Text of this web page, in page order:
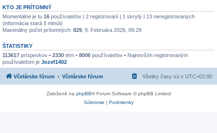
KTO JE PRÍTOMNÝ
Momentálne je tu 16 používateľov | 2 registrovaní | 1 skrytý | 13 neregistrovaných
(informácia stará 5 minút)
Maximálny počet prítomných: 829 , 9. Februára 2026, 09:29
ŠTATISTIKY
113617 príspevkov • 2330 tém • 8006 používateľov • Najnovším registrovaným
používateľom je Jozef1402
Včelárske fórum Včelárske fórum Všetky časy sú v UTC+02:00
Založené na phpBB® Forum Software © phpBB Limited
Súkromie | Podmienky